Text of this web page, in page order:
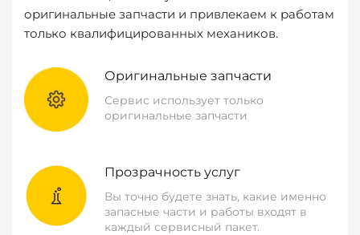
оригинальные запчасти и привлекаем к работам
только квалифицированных механиков.
Оригинальные запчасти
Сервис использует только
оригинальные запчасти
Прозрачность услуг
Вы точно будете знать, какие именно
запасные части и работы входят в
каждый сервисный пакет.